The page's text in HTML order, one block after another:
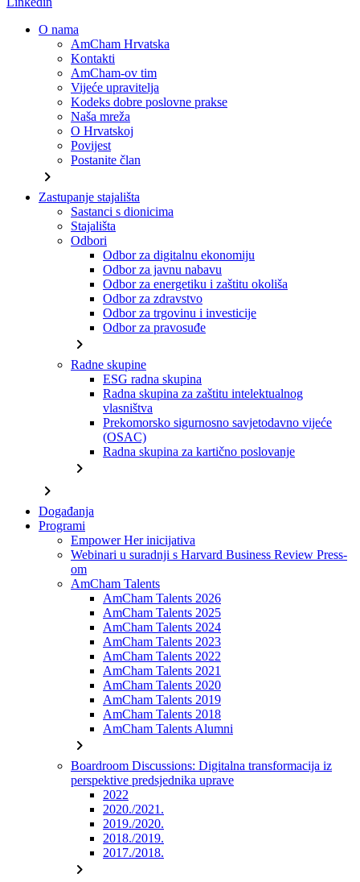
O nama
AmCham Hrvatska
Kontakti
AmCham-ov tim
Vijeće upravitelja
Kodeks dobre poslovne prakse
Naša mreža
O Hrvatskoj
Povijest
Postanite član
chevron_right
Zastupanje stajališta
Sastanci s dionicima
Stajališta
Odbori
Odbor za digitalnu ekonomiju
Odbor za javnu nabavu
Odbor za energetiku i zaštitu okoliša
Odbor za zdravstvo
Odbor za trgovinu i investicije
Odbor za pravosuđe
chevron_right
Radne skupine
ESG radna skupina
Radna skupina za zaštitu intelektualnog
vlasništva
Prekomorsko sigurnosno savjetodavno vijeće
(OSAC)
Radna skupina za kartično poslovanje
chevron_right
chevron_right
Događanja
Programi
Empower Her inicijativa
Webinari u suradnji s Harvard Business Review Press-
om
AmCham Talents
AmCham Talents 2026
AmCham Talents 2025
AmCham Talents 2024
AmCham Talents 2023
AmCham Talents 2022
AmCham Talents 2021
AmCham Talents 2020
AmCham Talents 2019
AmCham Talents 2018
AmCham Talents Alumni
chevron_right
Boardroom Discussions: Digitalna transformacija iz
perspektive predsjednika uprave
2022
2020./2021.
2019./2020.
2018./2019.
2017./2018.
chevron_right